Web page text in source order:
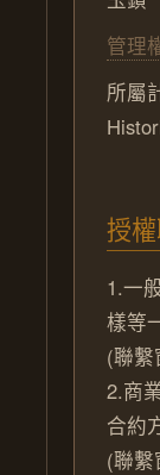
管理
所屬
授
1.一
樣等
(聯繫
2.商
合約
(聯繫